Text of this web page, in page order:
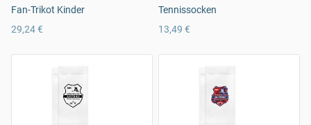
Fan-Trikot Kinder
29,24 €
Tennissocken
13,49 €